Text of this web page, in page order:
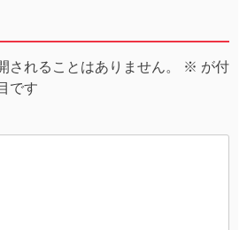
されることはありません。 ※ が付
です